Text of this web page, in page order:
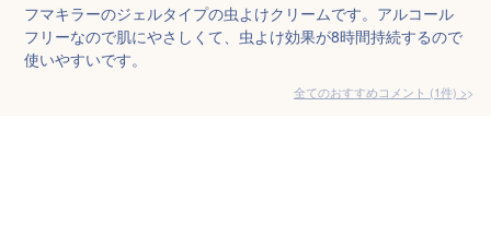
フマキラーのジェルタイプの虫よけクリームです。アルコール
フリーなので肌にやさしくて、虫よけ効果が8時間持続するので
使いやすいです。
全てのおすすめコメント (1件) >